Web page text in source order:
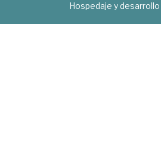
Hospedaje y desarrollo